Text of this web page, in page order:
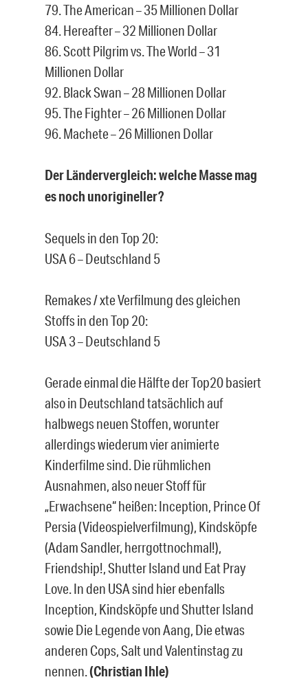
79. The American – 35 Millionen Dollar
84. Hereafter – 32 Millionen Dollar
86. Scott Pilgrim vs. The World – 31
Millionen Dollar
92. Black Swan – 28 Millionen Dollar
95. The Fighter – 26 Millionen Dollar
96. Machete – 26 Millionen Dollar
Der Ländervergleich: welche Masse mag
es noch unorigineller?
Sequels in den Top 20:
USA 6 – Deutschland 5
Remakes / xte Verfilmung des gleichen
Stoffs in den Top 20:
USA 3 – Deutschland 5
Gerade einmal die Hälfte der Top20 basiert
also in Deutschland tatsächlich auf
halbwegs neuen Stoffen, worunter
allerdings wiederum vier animierte
Kinderfilme sind. Die rühmlichen
Ausnahmen, also neuer Stoff für
„Erwachsene“ heißen: Inception, Prince Of
Persia (Videospielverfilmung), Kindsköpfe
(Adam Sandler, herrgottnochmal!),
Friendship!, Shutter Island und Eat Pray
Love. In den USA sind hier ebenfalls
Inception, Kindsköpfe und Shutter Island
sowie Die Legende von Aang, Die etwas
anderen Cops, Salt und Valentinstag zu
nennen. (Christian Ihle)